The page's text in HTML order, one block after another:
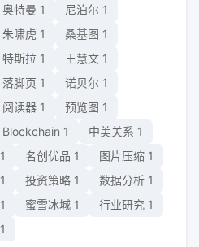
奥特曼 1 尼泊尔 1
朱啸虎 1 桑基图 1
特斯拉 1 王慧文 1
落脚页 1 诺贝尔 1
阅读器 1 预览图 1
Blockchain 1 中美关系 1
1 名创优品 1 图片压缩 1
1 投资策略 1 数据分析 1
1 蜜雪冰城 1 行业研究 1
1